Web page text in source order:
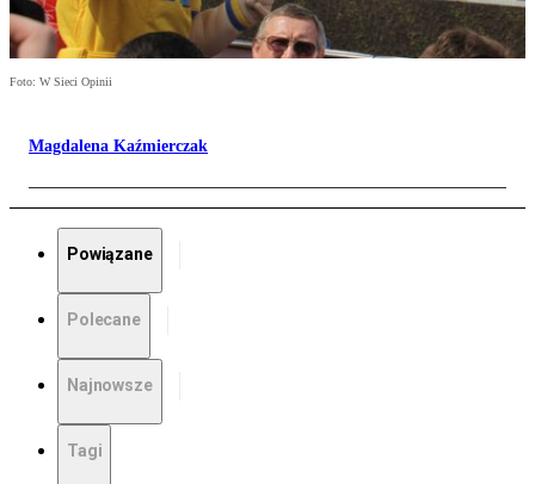
Foto: W Sieci Opinii
Magdalena Kaźmierczak
Powiązane
Polecane
Najnowsze
Tagi